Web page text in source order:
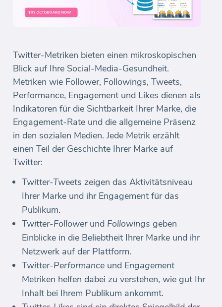
Twitter-Metriken bieten einen mikroskopischen
Blick auf Ihre Social-Media-Gesundheit.
Metriken wie Follower, Followings, Tweets,
Performance, Engagement und Likes dienen als
Indikatoren für die Sichtbarkeit Ihrer Marke, die
Engagement-Rate und die allgemeine Präsenz
in den sozialen Medien. Jede Metrik erzählt
einen Teil der Geschichte Ihrer Marke auf
Twitter:
Twitter-Tweets zeigen das Aktivitätsniveau
Ihrer Marke und ihr Engagement für das
Publikum.
Twitter-Followerund Followings geben
Einblicke in die Beliebtheit Ihrer Marke und ihr
Netzwerk auf der Plattform.
Twitter-Performance und Engagement
Metriken helfen dabei zu verstehen, wie gut Ihr
Inhalt bei Ihrem Publikum ankommt.